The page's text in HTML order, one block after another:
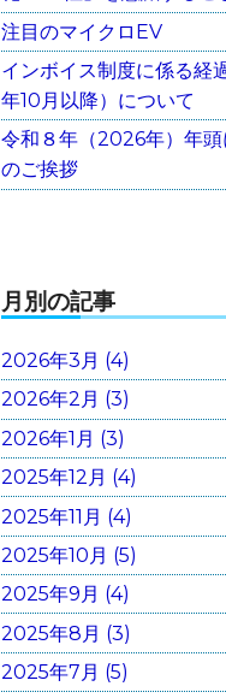
注目のマイクロEV
インボイス制度に係る経
年10月以降）について
令和８年（2026年）年頭
のご挨拶
月別の記事
2026年3月 (4)
2026年2月 (3)
2026年1月 (3)
2025年12月 (4)
2025年11月 (4)
2025年10月 (5)
2025年9月 (4)
2025年8月 (3)
2025年7月 (5)